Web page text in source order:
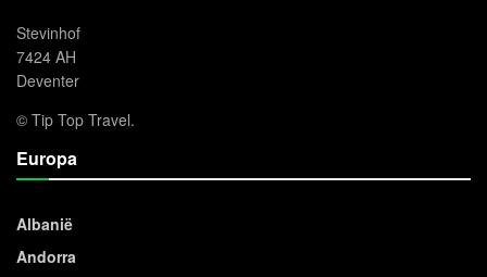
Stevinhof
7424 AH
Deventer
© Tip Top Travel.
Europa
Albanië
Andorra